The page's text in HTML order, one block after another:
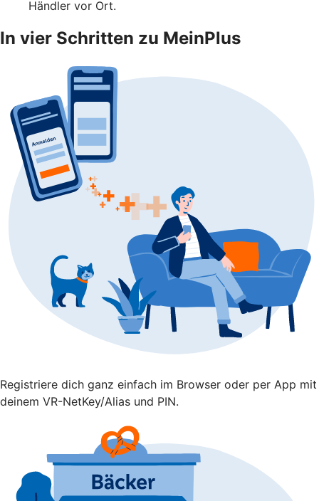
Händler vor Ort.
In vier Schritten zu MeinPlus
Registriere dich ganz einfach im Browser oder per App mit
deinem VR-NetKey/Alias und PIN.